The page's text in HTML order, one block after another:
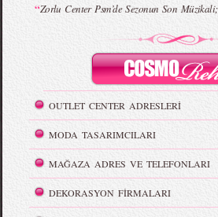
“Zorlu Center Psm’de Sezonun Son
OUTLET CENTER ADRESLERİ
MODA TASARIMCILARI
MAĞAZA ADRES VE TELEFONLARI
DEKORASYON FİRMALARI